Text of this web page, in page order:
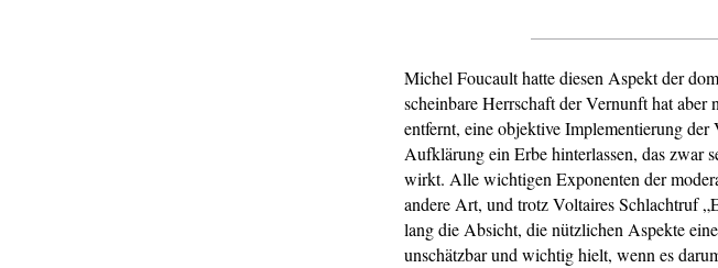
Michel Foucault hatte diesen Aspekt der
scheinbare Herrschaft der Vernunft hat aber
entfernt, eine objektive Implementierung
Aufklärung ein Erbe hinterlassen, das zwar
wirkt. Alle wichtigen Exponenten der
andere Art, und trotz Voltaires Schlachtruf
lang die Absicht, die nützlichen Aspekte
unschätzbar und wichtig hielt, wenn es